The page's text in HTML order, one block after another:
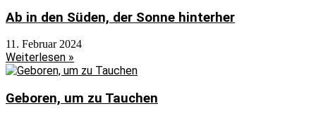
Ab in den Süden, der Sonne hinterher
11. Februar 2024
Weiterlesen »
Geboren, um zu Tauchen